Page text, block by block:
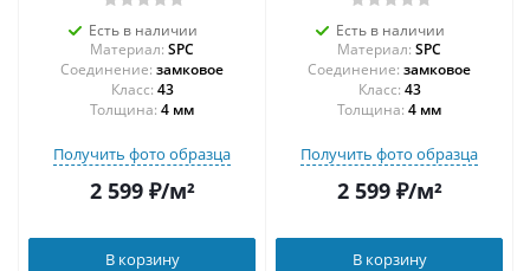
Есть в наличии
Материал: SPC
Соединение: замковое
43
Толщина: 4 мм
Получить фото образца
2 599₽/м²
В корзину
Есть в наличии
Материал: SPC
Соединение: замковое
43
Толщина: 4 мм
Получить фото образца
2 599₽/м²
В корзину